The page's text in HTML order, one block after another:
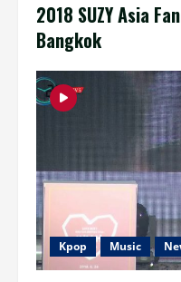
2018 SUZY Asia
Bangkok
Kpop Music